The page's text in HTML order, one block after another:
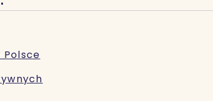
Polsce